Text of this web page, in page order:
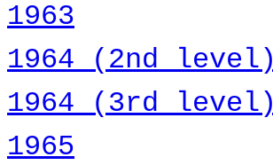
1963
1964 (2nd level)
1964 (3rd level)
1965